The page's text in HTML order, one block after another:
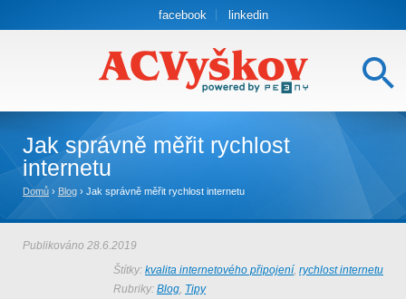
facebook linkedin
Jak správně měřit rychlost
internetu
Domů › Blog › Jak správně měřit rychlost internetu
Publikováno 28.6.2019
Štítky: kvalita internetového připojení, rychlost internetu
Rubriky: Blog, Tipy